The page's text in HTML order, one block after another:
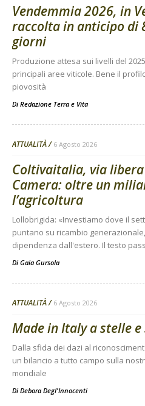
Vendemmia 2026, in
raccolta in anticipo di
giorni
Produzione attesa sui livelli del
principali aree viticole. Bene il
piovosità
Di Redazione Terra e Vita
ATTUALITÀ 6 Agosto 2026
Coltivaitalia, via
Camera: oltre un
l’agricoltura
Lollobrigida: «Investiamo dove il
puntano su ricambio
dipendenza dall'estero. Il testo
Di Gaia Gursola
ATTUALITÀ 6 Agosto 2026
Made in Italy a stelle
Dalla sfida dei dazi al
un bilancio a tutto campo sulla
mondiale
Di Debora Degl'Innocenti